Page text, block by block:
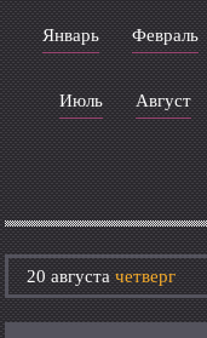
Январь Февраль
Июль Август
20 августачетверг